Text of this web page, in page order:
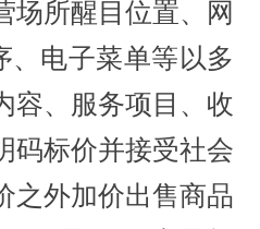
场所醒目位置、网
、电子菜单等以多
容、服务项目、收
码标价并接受社会
之外加价出售商品